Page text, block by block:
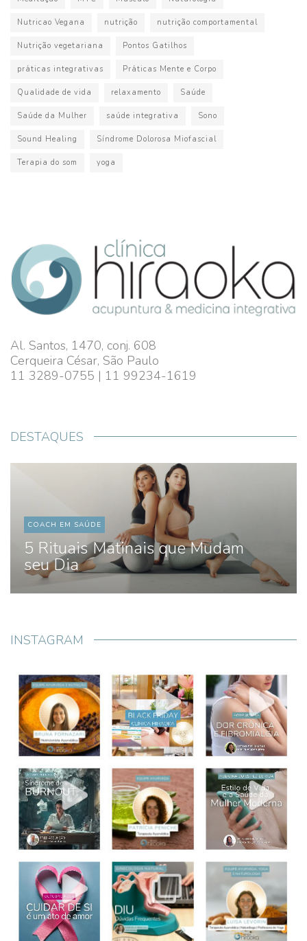
Nutricao Vegana nutrição nutrição comportamental
Nutrição vegetariana Pontos Gatilhos
práticas integrativas Práticas Mente e Corpo
Qualidade de vida relaxamento Saúde
Saúde da Mulher saúde integrativa Sono
Sound Healing Síndrome Dolorosa Miofascial
Terapia do som yoga
Al. Santos, 1470, conj. 608
Cerqueira César, São Paulo
11 3289-0755 | 11 99234-1619
DESTAQUES
COACH EM SAÚDE
5 Rituais Matinais que Mudam
seu Dia
INSTAGRAM